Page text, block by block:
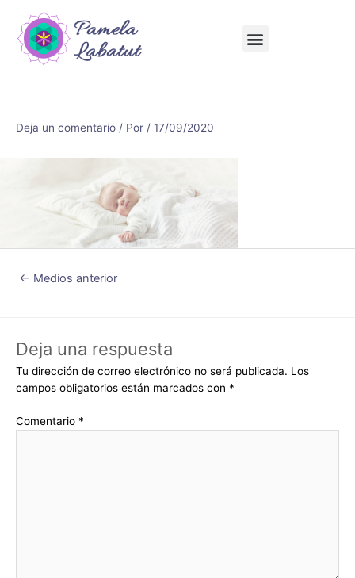
Deja un comentario / Por / 17/09/2020
← Medios anterior
Deja una respuesta
Tu dirección de correo electrónico no será publicada. Los
campos obligatorios están marcados con *
Comentario *